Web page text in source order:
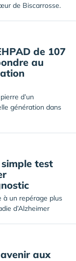
de Biscarrosse.
de 107
au
d’un
génération dans
test
à un repérage plus
d’Alzheimer
aux